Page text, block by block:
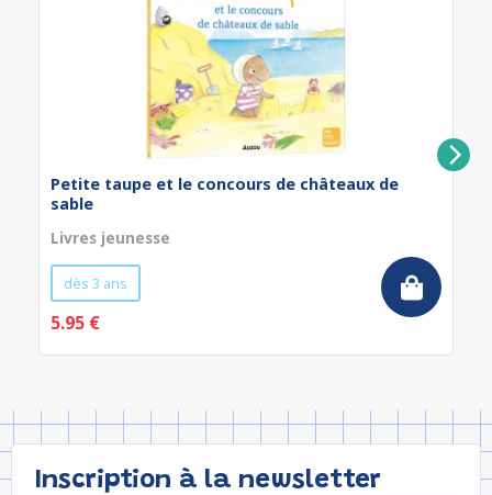
Petite taupe et le concours de châteaux de
sable
Livres jeunesse
dès 3 ans
5.95 €
Inscription à la newsletter